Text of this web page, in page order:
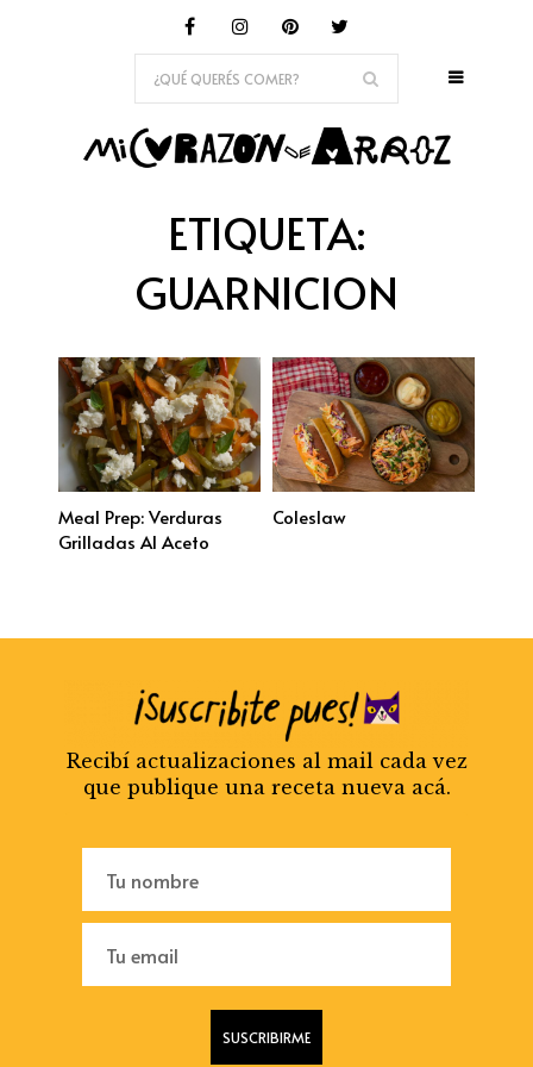
ETIQUETA:
GUARNICION
Meal Prep: Verduras
Grilladas Al Aceto
Coleslaw
Recibí actualizaciones al mail cada vez
que publique una receta nueva acá.